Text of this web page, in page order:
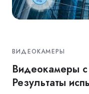
ВИДЕОКАМЕРЫ
Видеокамеры
Результаты